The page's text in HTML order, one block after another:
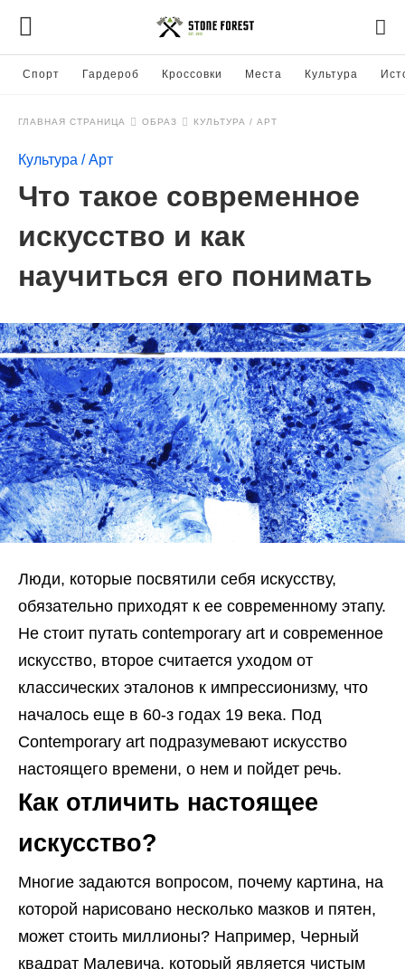
Спорт Гардероб Кроссовки Места Культура
ГЛАВНАЯ СТРАНИЦА ОБРАЗ КУЛЬТУРА / АРТ
Культура / Арт
Что такое современное
искусство и как
научиться его понимать
Люди, которые посвятили себя искусству,
обязательно приходят к ее современному этапу.
Не стоит путать contemporary art и современное
искусство, второе считается уходом от
классических эталонов к импрессионизму, что
началось еще в 60-з годах 19 века. Под
Сontemporary art подразумевают искусство
настоящего времени, о нем и пойдет речь.
Как отличить настоящее
искусство?
Многие задаются вопросом, почему картина, на
которой нарисовано несколько мазков и пятен,
может стоить миллионы? Например, Черный
квадрат Малевича, который является чистым